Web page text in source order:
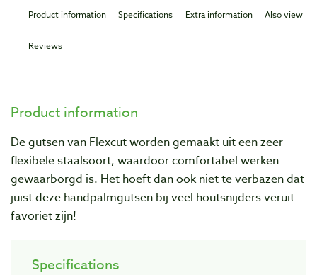
Product information Specifications Extra information Also view
Reviews
Product information
De gutsen van Flexcut worden gemaakt uit een zeer
flexibele staalsoort, waardoor comfortabel werken
gewaarborgd is. Het hoeft dan ook niet te verbazen dat
juist deze handpalmgutsen bij veel houtsnijders veruit
favoriet zijn!
Specifications